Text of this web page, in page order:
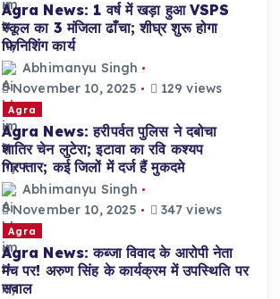
Agra News: 1 वर्ष में खड़ा हुआ VSPS
स्कूल का 3 मंजिला ढाँचा; शीघ्र शुरू होगा
फिनिशिंग कार्य
Abhimanyu Singh
November 10, 2025
129 views
Agra
Agra News: हरीपर्वत पुलिस ने दबोचा
शातिर चेन लुटेरा; इटावा का रवि कश्यप
गिरफ्तार; कई जिलों में दर्ज हैं मुकदमे
Abhimanyu Singh
November 10, 2025
347 views
Agra
Agra News: कब्जा विवाद के आरोपी नेता
मंच पर! अरुण सिंह के कार्यक्रम में उपस्थिति पर
सवाल